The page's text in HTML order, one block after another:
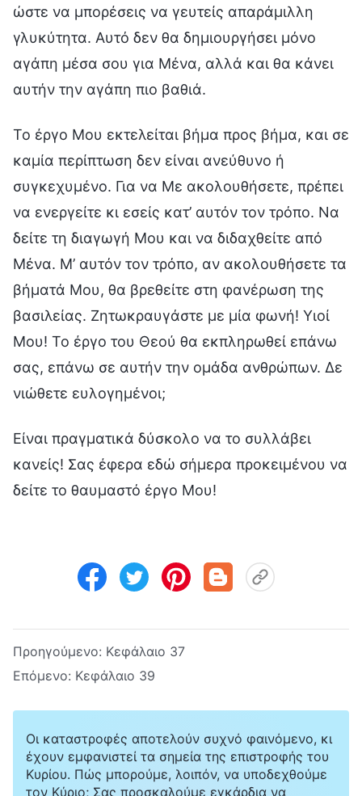
ώστε να μπορέσεις να γευτείς απαράμιλλη
γλυκύτητα. Αυτό δεν θα δημιουργήσει μόνο
αγάπη μέσα σου για Μένα, αλλά και θα κάνει
αυτήν την αγάπη πιο βαθιά.
Το έργο Μου εκτελείται βήμα προς βήμα, και σε
καμία περίπτωση δεν είναι ανεύθυνο ή
συγκεχυμένο. Για να Με ακολουθήσετε, πρέπει
να ενεργείτε κι εσείς κατ’ αυτόν τον τρόπο. Να
δείτε τη διαγωγή Μου και να διδαχθείτε από
Μένα. Μ’ αυτόν τον τρόπο, αν ακολουθήσετε τα
βήματά Μου, θα βρεθείτε στη φανέρωση της
βασιλείας. Ζητωκραυγάστε με μία φωνή! Υιοί
Μου! Το έργο του Θεού θα εκπληρωθεί επάνω
σας, επάνω σε αυτήν την ομάδα ανθρώπων. Δε
νιώθετε ευλογημένοι;
Είναι πραγματικά δύσκολο να το συλλάβει
κανείς! Σας έφερα εδώ σήμερα προκειμένου να
δείτε το θαυμαστό έργο Μου!
Προηγούμενο: Κεφάλαιο 37
Επόμενο: Κεφάλαιο 39
Οι καταστροφές αποτελούν συχνό φαινόμενο, κι
έχουν εμφανιστεί τα σημεία της επιστροφής του
Κυρίου. Πώς μπορούμε, λοιπόν, να υποδεχθούμε
τον Κύριο; Σας προσκαλούμε εγκάρδια να